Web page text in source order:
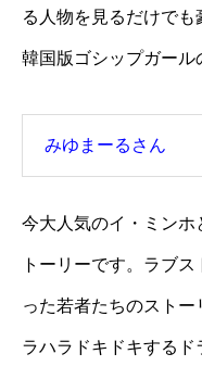
る人物を見るだけでも
韓国版ゴシップガール
みゆまーるさん
今大人気のイ・ミンホ
トーリーです。ラブ
った若者たちのスト
ラハラドキドキする